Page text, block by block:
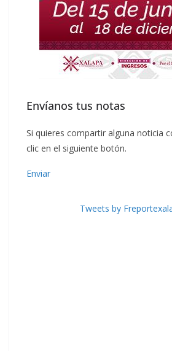
Envíanos tus notas
Si quieres compartir alguna noticia
clic en el siguiente botón.
Enviar
Tweets by